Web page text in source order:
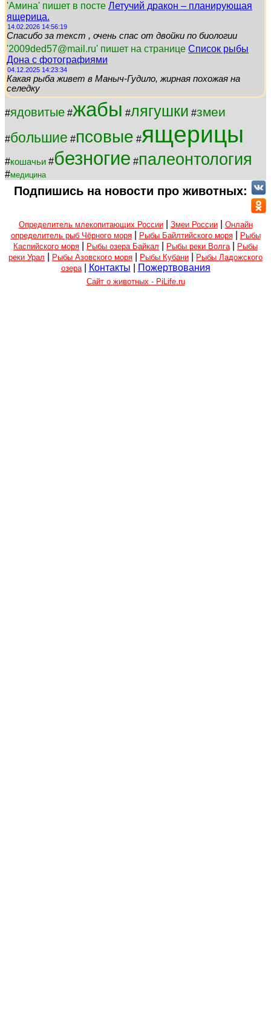
'Амина' пишет в посте Летучий дракон – планирующая
ящерица.
14.02.2026 14:56:19
Спасибо за текст , очень спас от двойки по биологии
'2009ded57@mail.ru' пишет на странице Список рыбы
Дона с фотографиями
04.12.2025 14:23:34
Какая рыба живет в Маныч-Гудило, жирная похожая на
селедку
#ядовитые #жабы #лягушки #змеи
#большие #псовые #ящерицы
#кошачьи #безногие #палеонтология
#медицина
Подпишись на новости про животных:
Определитель млекопитающих России| Змеи России| Онлайн
определитель рыб Чёрного моря| Рыбы Байлтийского моря|
Рыбы
Каспийского моря
Рыбы озера Байкал Рыбы реки Волга
Рыбы
реки Урал
Рыбы Азовского моря Рыбы Кубани
Рыбы Ладожского
озера| Контакты Пожертвования
Сайт о животных - PiLife.ru